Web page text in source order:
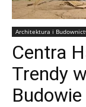
Architektura i
Centra
Trendy
Budowie